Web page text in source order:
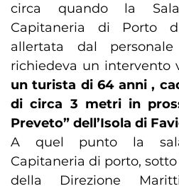
circa quando la
Capitaneria di Porto
allertata dal
richiedeva un intervento
un turista di 64 anni ,
di circa 3 metri in
Preveto” dell’Isola di
A quel punto la
Capitaneria di porto,
della Direzione